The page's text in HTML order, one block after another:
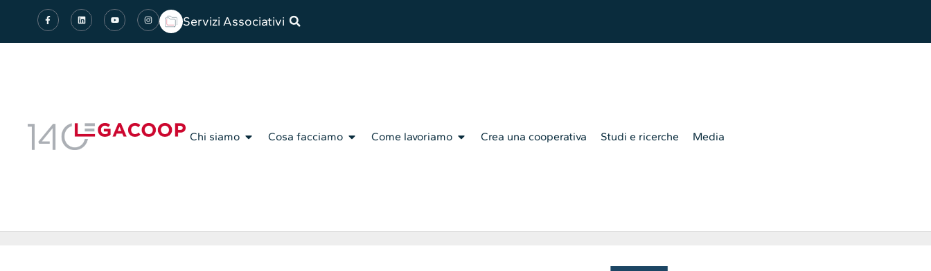
Servizi Associativi
Chi siamo Cosa facciamo Come lavoriamo Crea una cooperativa Studi e ricerche Media